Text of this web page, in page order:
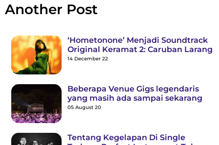
Another Post
‘Hometonone’ Menjadi Soundtrack
Original Keramat 2: Caruban Larang
14 December 22
Beberapa Venue Gigs legendaris
yang masih ada sampai sekarang
05 August 20
Tentang Kegelapan Di Single